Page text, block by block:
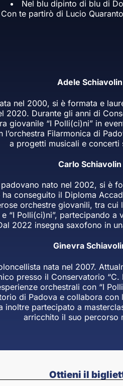
Nel blu dipinto di blu di
Con te partirò di Lucio
Adele Schiavolin
nel 2000, si è formata e
2020. Durante gli anni di
giovanile “I Polli(ci)ni” in
l’orchestra Filarmonica di
a progetti musicali e concerti
Carlo Schiavolin
nato nel 2002, si è
ha conseguito il Diploma
orchestre giovanili, tra cui
e “I Polli(ci)ni”, partecipando a
2022 insegna saxofono in
Ginevra
nata nel 2007.
presso il Conservatorio “C.
orchestrali con “I
di Padova e collabora con
inoltre partecipato a
arricchito il suo percorso
Ottieni il